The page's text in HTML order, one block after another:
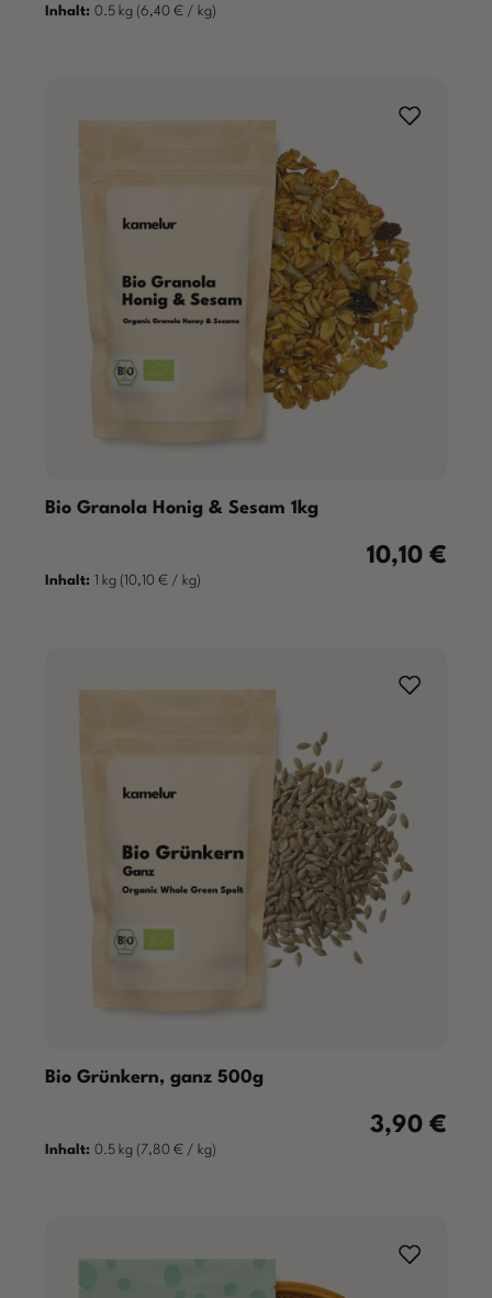
Inhalt: 0.5 kg (6,40 € / kg)
Bio Granola Honig & Sesam 1kg
Regulärer
10,10 €
Inhalt: 1 kg (10,10 € / kg)
Bio Grünkern, ganz 500g
Regulärer
3,90 €
Inhalt: 0.5 kg (7,80 € / kg)